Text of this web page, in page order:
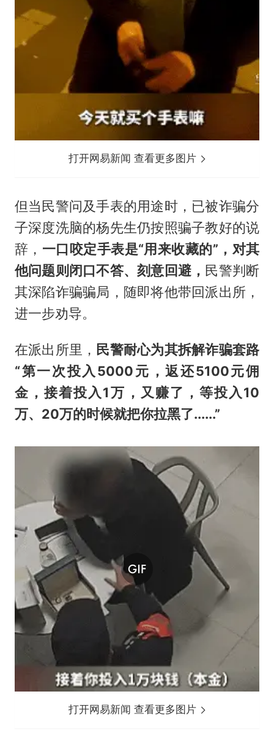
打开网易新闻 查看更多图片
但当民警问及手表的用途时，已被诈骗分
子深度洗脑的杨先生仍按照骗子教好的说
辞， 一口咬定手表是“用来收藏的”，对其
他问题则闭口不答、刻意回避， 民警判断
其深陷诈骗骗局，随即将他带回派出所，
进一步劝导。
在派出所里， 民警耐心为其拆解诈骗套路
“第一次投入5000元，返还5100元佣
金，接着投入1万，又赚了，等投入10
万、20万的时候就把你拉黑了......”
打开网易新闻 查看更多图片